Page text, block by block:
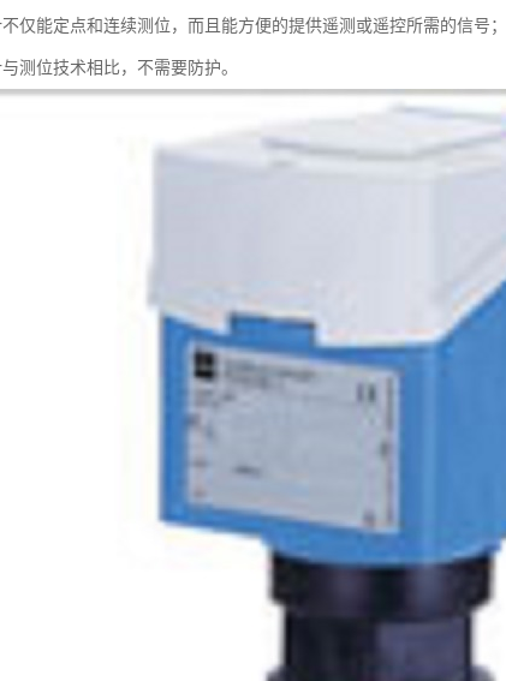
仅能定点和连续测位，而且能方便的提供遥测或遥控所需的信号；
测位技术相比，不需要防护。